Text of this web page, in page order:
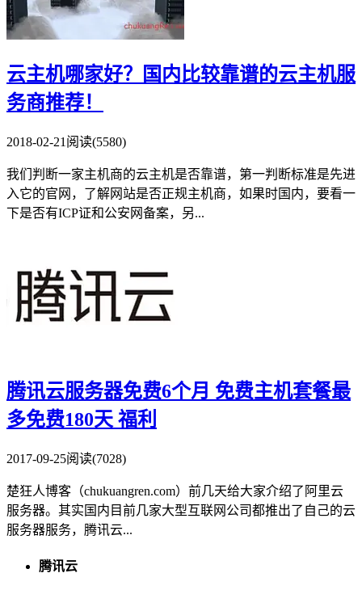
云主机哪家好？国内比较靠谱的云主机服
务商推荐！
2018-02-21 阅读(5580)
我们判断一家主机商的云主机是否靠谱，第一判断标准是先进
入它的官网，了解网站是否正规主机商，如果时国内，要看一
下是否有ICP证和公安网备案，另...
腾讯云服务器免费6个月 免费主机套餐最
多免费180天 福利
2017-09-25阅读(7028)
楚狂人博客（chukuangren.com）前几天给大家介绍了阿里云
服务器。其实国内目前几家大型互联网公司都推出了自己的云
服务器服务，腾讯云...
腾讯云